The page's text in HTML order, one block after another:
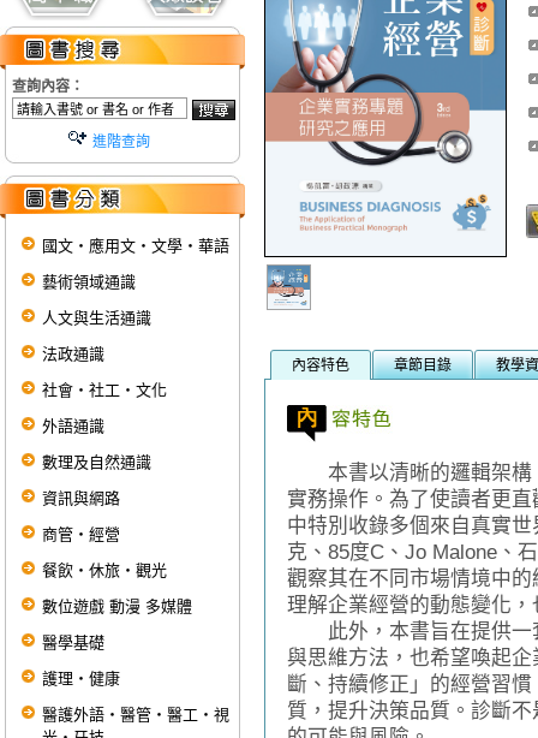
查詢內容：
進階查詢
國文‧應用文‧文學‧華語
藝術領域通識
人文與生活通識
法政通識
社會‧社工‧文化
外語通識
數理及自然通識
資訊與網路
商管‧經營
餐飲‧休旅‧觀光
數位遊戲 動漫 多媒體
醫學基礎
護理‧健康
醫護外語‧醫管‧醫工‧視
內容特色 章節目錄 教學
本書以清晰的邏輯架構
實務操作。為了使讀者更
中特別收錄多個來自真實
克、85度C、Jo Malone、
觀察其在不同市場情境中
理解企業經營的動態變化
此外，本書旨在提供一
與思維方法，也希望喚起
斷、持續修正」的經營習
質，提升決策品質。診斷